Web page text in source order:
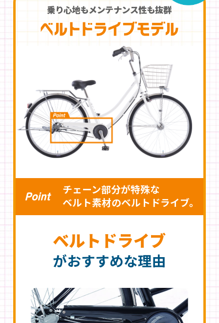
乗り心地もメンテナンス性も抜群
チェーン部分が特殊な
ベルト素材のベルトドライブ。
ベルトドライブ
がおすすめな理由